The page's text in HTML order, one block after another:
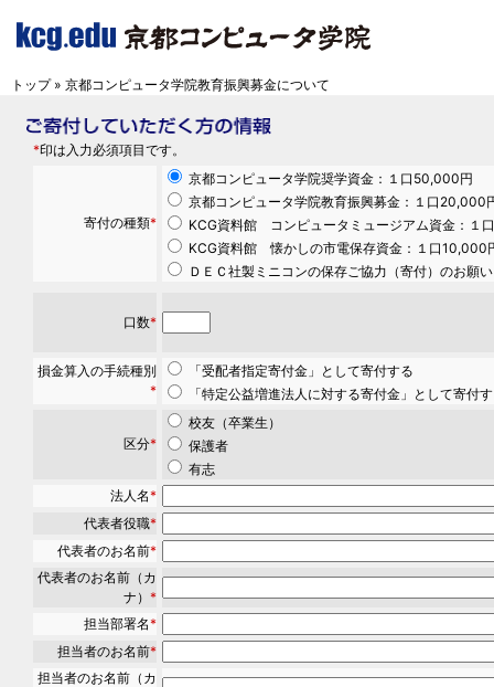
トップ» 京都コンピュータ学院教育振興募金について
*印は入力必須項目です。
寄付の種類*
京都コンピュータ学院奨学資金：１口50,000円
京都コンピュータ学院教育振興募金：１口20,000
KCG資料館 コンピュータミュージアム資金：１
KCG資料館 懐かしの市電保存資金：１口10,000
ＤＥＣ社製ミニコンの保存ご協力（寄付）のお願
口数*
損金算入の手続種別
*
「受配者指定寄付金」として寄付する
「特定公益増進法人に対する寄付金」として寄付
区分*
校友（卒業生）
保護者
有志
法人名*
代表者役職*
代表者のお名前*
代表者のお名前（カ
ナ） *
担当部署名*
担当者のお名前*
担当者のお名前（カ